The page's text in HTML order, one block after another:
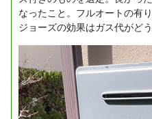
なったこと。フルオートの有
ジョーズの効果はガス代がど